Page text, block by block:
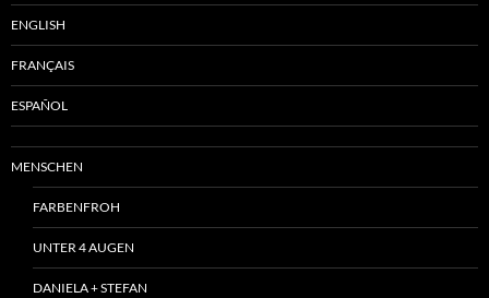
ENGLISH
FRANÇAIS
ESPAÑOL
MENSCHEN
FARBENFROH
UNTER 4 AUGEN
DANIELA + STEFAN